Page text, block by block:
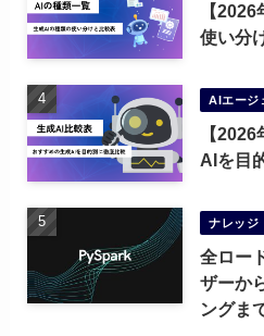
【
使い分
AIエージ
【
AIを目
ナレッジ
全ロー
ザーか
ングま